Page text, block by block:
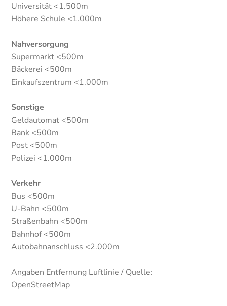
Universität <1.500m
Höhere Schule <1.000m
Nahversorgung
Supermarkt <500m
Bäckerei <500m
Einkaufszentrum <1.000m
Sonstige
Geldautomat <500m
Bank <500m
Post <500m
Polizei <1.000m
Verkehr
Bus <500m
U-Bahn <500m
Straßenbahn <500m
Bahnhof <500m
Autobahnanschluss <2.000m
Angaben Entfernung Luftlinie / Quelle:
OpenStreetMap